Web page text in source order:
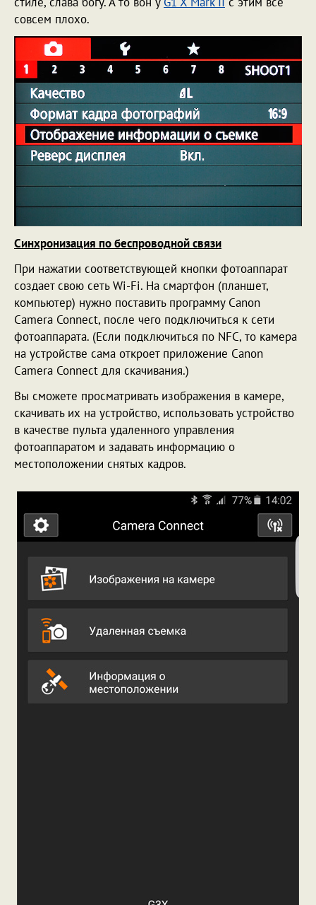
совсем плохо.
Синхронизация по беспроводной связи
При нажатии соответствующей кнопки фотоаппарат
создает свою сеть Wi-Fi. На смартфон (планшет,
компьютер) нужно поставить программу Canon
Camera Connect, после чего подключиться к сети
фотоаппарата. (Если подключиться по NFC, то камера
на устройстве сама откроет приложение Canon
Camera Connect для скачивания.)
Вы сможете просматривать изображения в камере,
скачивать их на устройство, использовать устройство
в качестве пульта удаленного управления
фотоаппаратом и задавать информацию о
местоположении снятых кадров.